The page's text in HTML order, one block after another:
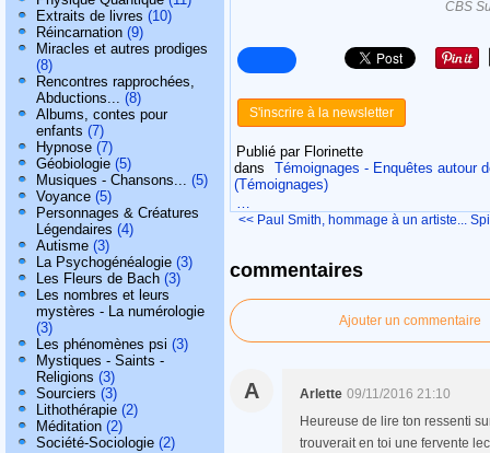
Extraits de livres (10)
Réincarnation (9)
Miracles et autres prodiges
(8)
Rencontres rapprochées,
Abductions... (8)
Albums, contes pour
enfants (7)
Hypnose (7)
Géobiologie (5)
Musiques - Chansons... (5)
Voyance (5)
Personnages & Créatures
Légendaires (4)
Autisme (3)
La Psychogénéalogie (3)
Les Fleurs de Bach (3)
Les nombres et leurs
mystères - La numérologie
(3)
Les phénomènes psi (3)
Mystiques - Saints -
Religions (3)
Sourciers (3)
Lithothérapie (2)
Méditation (2)
Société-Sociologie (2)
CBS
S'inscrire à la newsletter
Publié par Florinette
dans
Témoignages - Enquêtes autour
(Témoignages)
…
<< Paul Smith, hommage à un artiste...
commentaires
Ajouter un commentaire
A Arlette 09/11/2016 21:10
Heureuse de lire ton ressenti
trouverait en toi une fervente